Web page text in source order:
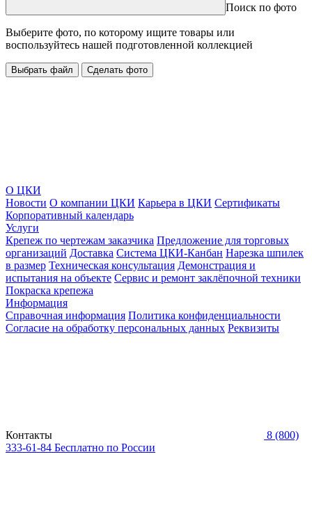
Поиск по фото
Выберите фото, по которому ищите товары или
воспользуйтесь нашей подготовленной коллекцией
Выбрать файл Сделать фото
О ЦКИ
Новости О компании ЦКИ Карьера в ЦКИ Сертификаты
Корпоративный календарь
Услуги
Крепеж по чертежам заказчика Предложение для торговых
организаций Доставка Система ЦКИ-Канбан Нарезка шпилек
в размер Техническая консультация Демонстрация и
испытания на объекте Сервис и ремонт заклёпочной техники
Покраска крепежа
Информация
Справочная информация Политика конфиденциальности
Согласие на обработку персональных данных Реквизиты
Контакты
8 (800)
333-61-84 Бесплатно по России